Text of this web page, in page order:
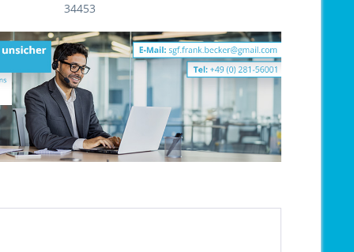
34453